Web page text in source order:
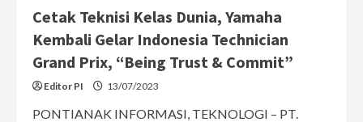
Cetak Teknisi Kelas Dunia, Yamaha
Kembali Gelar Indonesia Technician
Grand Prix, “Being Trust & Commit”
Editor PI 13/07/2023
PONTIANAK INFORMASI, TEKNOLOGI – PT.